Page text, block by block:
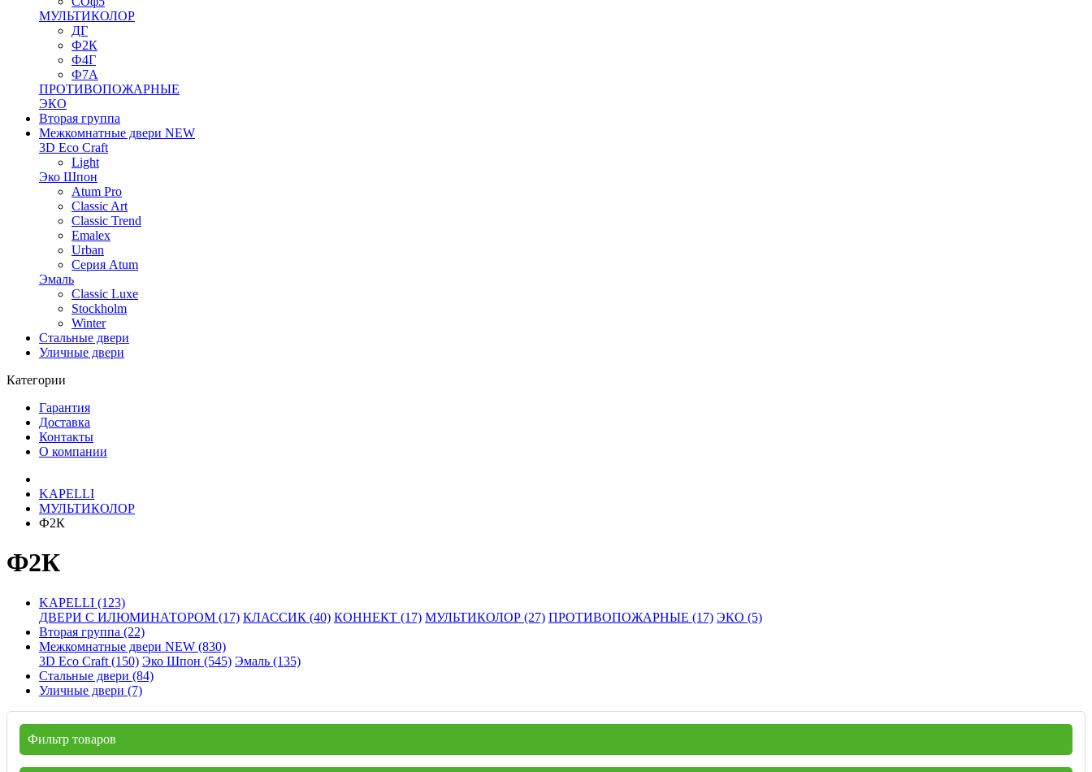
МУЛЬТИКОЛОР
ДГ
Ф2К
Ф4Г
Ф7А
ПРОТИВОПОЖАРНЫЕ
ЭКО
Вторая группа
Межкомнатные двери NEW
3D Eco Craft
Light
Эко Шпон
Atum Pro
Classic Art
Classic Trend
Emalex
Urban
Серия Atum
Эмаль
Classic Luxe
Stockholm
Winter
Стальные двери
Уличные двери
Категории
Гарантия
Доставка
Контакты
О компании
KAPELLI
МУЛЬТИКОЛОР
Ф2К
Ф2К
KAPELLI (123)
ДВЕРИ С ИЛЮМИНАТОРОМ (17) КЛАССИК (40) КОННЕКТ (17) МУЛЬТИКОЛОР (27) ПРОТИВОПОЖАРНЫЕ (17) ЭКО (5)
Вторая группа (22)
Межкомнатные двери NEW (830)
3D Eco Craft (150) Эко Шпон (545) Эмаль (135)
Стальные двери (84)
Уличные двери (7)
Фильтр товаров